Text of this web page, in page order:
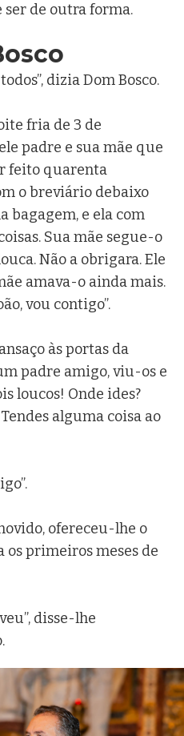
ser de outra forma.
dizia Dom Bosco.
fria de 3 de
padre e sua mãe que
feito quarenta
o breviário debaixo
bagagem, e ela com
Sua mãe segue-o
Não a obrigara. Ele
amava-o ainda mais.
vou contigo”.
às portas da
padre amigo, viu-os e
loucos! Onde ides?
alguma coisa ao
ofereceu-lhe o
os primeiros meses de
disse-lhe